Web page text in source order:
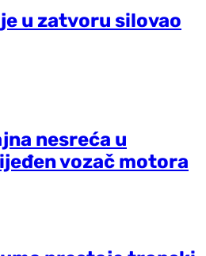
u zatvoru silovao
nesreća u
vozač motora